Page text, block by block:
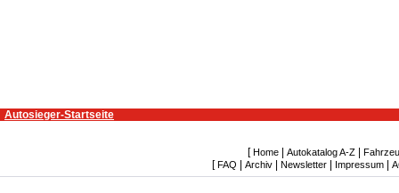
Autosieger-Startseite
[ Home Autokatalog A-Z
[ FAQ Archiv| Newsletter| Impressum|